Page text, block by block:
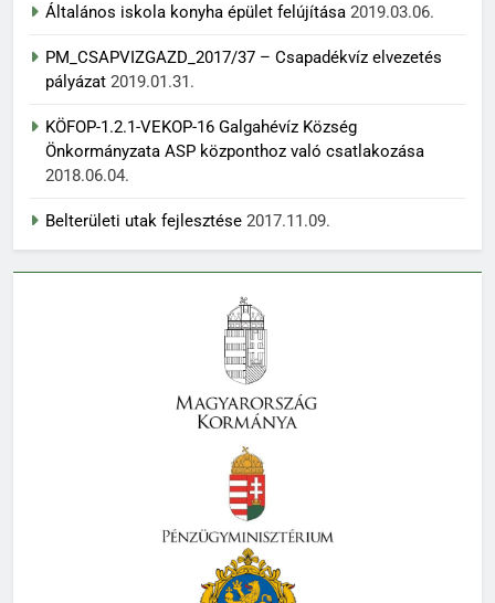
Általános iskola konyha épület felújítása 2019.03.06.
PM_CSAPVIZGAZD_2017/37 – Csapadékvíz elvezetés
pályázat 2019.01.31.
KÖFOP-1.2.1-VEKOP-16 Galgahévíz Község
Önkormányzata ASP központhoz való csatlakozása
2018.06.04.
Belterületi utak fejlesztése 2017.11.09.